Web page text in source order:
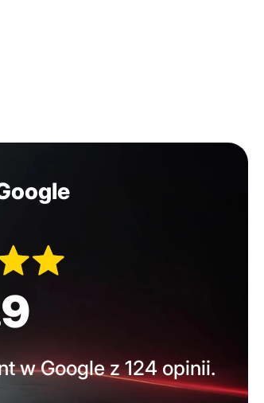
w Google z 124 opinii.